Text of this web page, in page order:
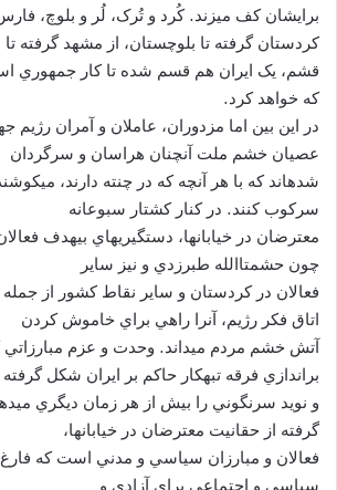
برايشان کف ميزند. کُرد و تُرک، لُر و بلوچ،
کردستان گرفته تا بلوچستان، از مشهد گرفته تا
قشم، يک ايران هم قسم شده تا کار جمهوري
که خواهد کرد.
در اين بين اما مزدوران، عاملان و آمران رژيم
عصيان خشم ملت آنچنان هراسان و سرگردان
شدهاند که با هر آنچه که در چنته دارند،
سرکوب کنند. در کنار کشتار سبوعانه
معترضان در خيابانها، دستگيريهاي بيهدف
چون حشمتاالله طبرزدي و نيز ساير
فعالان در کردستان و ساير نقاط کشور از
اتاق فکر رژيم، آنرا راهي براي خاموش کردن
آتش خشم مردم ميداند. وحدت و عزم مبارزاتي
براندازي فرقه تبهکار حاکم بر ايران شکل گرفته
و نويد سرنگوني را بيش از هر زمان ديگري
گرفته از حقانيت معترضان در خيابانها،
فعالان و مبارزان سياسي و مدني است که
سياسي و اجتماعي براي آزادي و